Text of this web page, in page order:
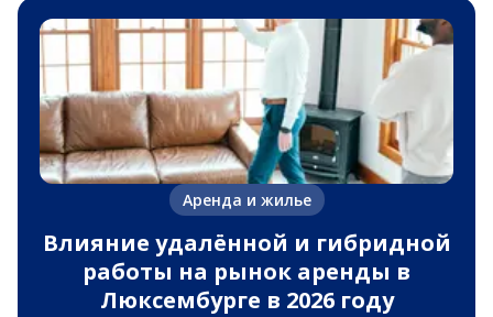
Аренда и жилье
Влияние удалённой и гибридной
работы на рынок аренды в
Люксембурге в 2026 году